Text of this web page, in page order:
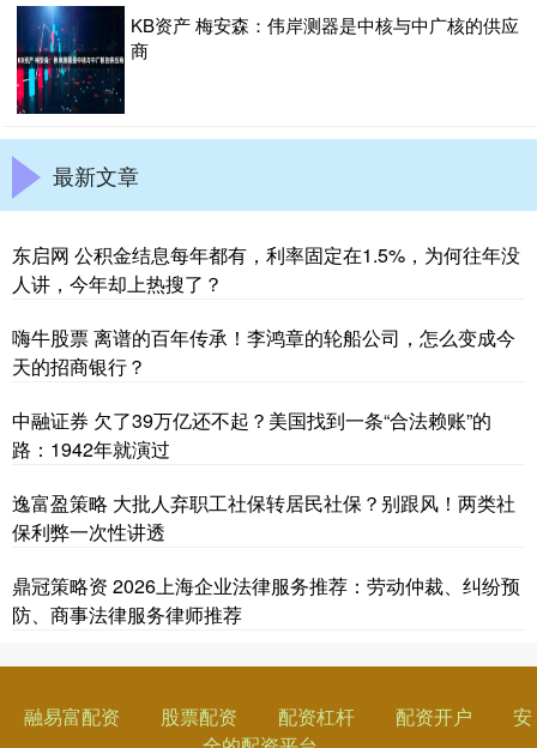
KB资产 梅安森：伟岸测器是中核与中广核的供应
商
最新文章
东启网 公积金结息每年都有，利率固定在1.5%，为何往年没
人讲，今年却上热搜了？
嗨牛股票 离谱的百年传承！李鸿章的轮船公司，怎么变成今
天的招商银行？
中融证券 欠了39万亿还不起？美国找到一条“合法赖账”的
路：1942年就演过
逸富盈策略 大批人弃职工社保转居民社保？别跟风！两类社
保利弊一次性讲透
鼎冠策略资 2026上海企业法律服务推荐：劳动仲裁、纠纷预
防、商事法律服务律师推荐
融易富配资 股票配资 配资杠杆 配资开户
安